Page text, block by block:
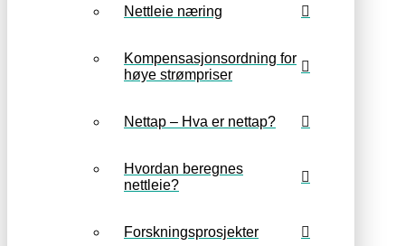
Nettleie næring
Kompensasjonsordning for
høye strømpriser
Nettap – Hva er nettap?
Hvordan beregnes
nettleie?
Forskningsprosjekter